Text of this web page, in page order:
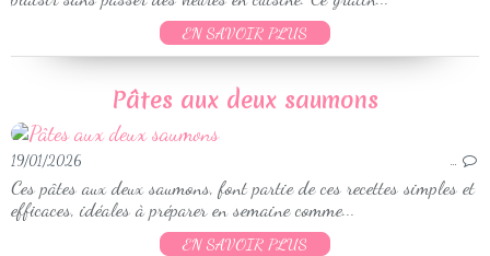
EN SAVOIR PLUS
Pâtes aux deux saumons
19/01/2026 …
Ces pâtes aux deux saumons, font partie de ces recettes simples et
efficaces, idéales à préparer en semaine comme...
EN SAVOIR PLUS